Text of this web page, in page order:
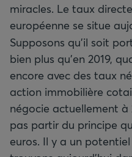
miracles. Le taux
européenne se situe
Supposons qu’il soit
bien plus qu’en 2019,
encore avec des taux
action immobilière
négocie actuellement à
pas partir du principe
euros. Il y a un